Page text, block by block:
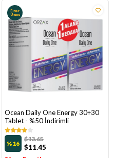
Ocean Daily One Energy 30+30
Tablet - %50 İndirimli
%16 $11.45
$13.65
Fırsat
Ürünü